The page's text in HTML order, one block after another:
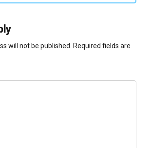
will not be published. Required fields are